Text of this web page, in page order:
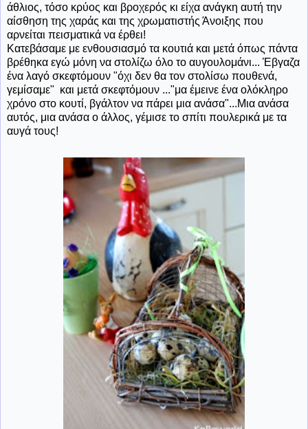
άθλιος, τόσο κρύος και βροχερός κι είχα ανάγκη αυτή την
αίσθηση της χαράς και της χρωματιστής Άνοιξης που
αρνείται πεισματικά να έρθει!
Κατεβάσαμε με ενθουσιασμό τα κουτιά και μετά όπως πάντα
βρέθηκα εγώ μόνη να στολίζω όλο το αυγουλομάνι... Έβγαζα
ένα λαγό σκεφτόμουν "όχι δεν θα τον στολίσω πουθενά,
γεμίσαμε" και μετά σκεφτόμουν ..."μα έμεινε ένα ολόκληρο
χρόνο στο κουτί, βγάλτον να πάρει μια ανάσα"...Μια ανάσα
αυτός, μια ανάσα ο άλλος, γέμισε το σπίτι πουλερικά με τα
αυγά τους!